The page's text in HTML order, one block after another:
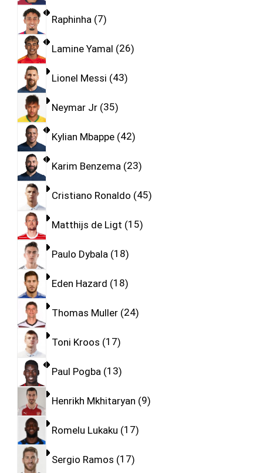
Raphinha 7
Lamine Yamal 26
Lionel Messi 43
Neymar Jr 35
Kylian Mbappe 42
Karim Benzema 23
Cristiano Ronaldo 45
Matthijs de Ligt 15
Paulo Dybala 18
Eden Hazard 18
Thomas Muller 24
Toni Kroos 17
Paul Pogba 13
Henrikh Mkhitaryan 9
Romelu Lukaku 17
Sergio Ramos 17